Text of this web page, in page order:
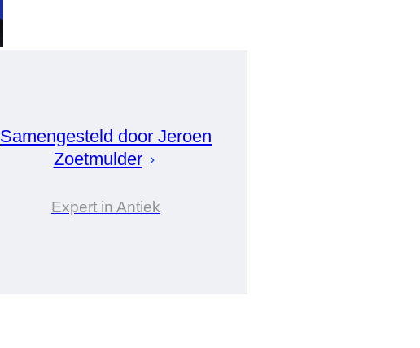
Samengesteld door Jeroen
Zoetmulder
Expert in Antiek